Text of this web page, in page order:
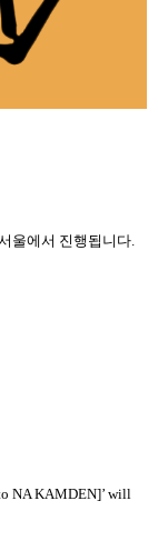
울에서 진행됩니다.
NA KAMDEN]’ will